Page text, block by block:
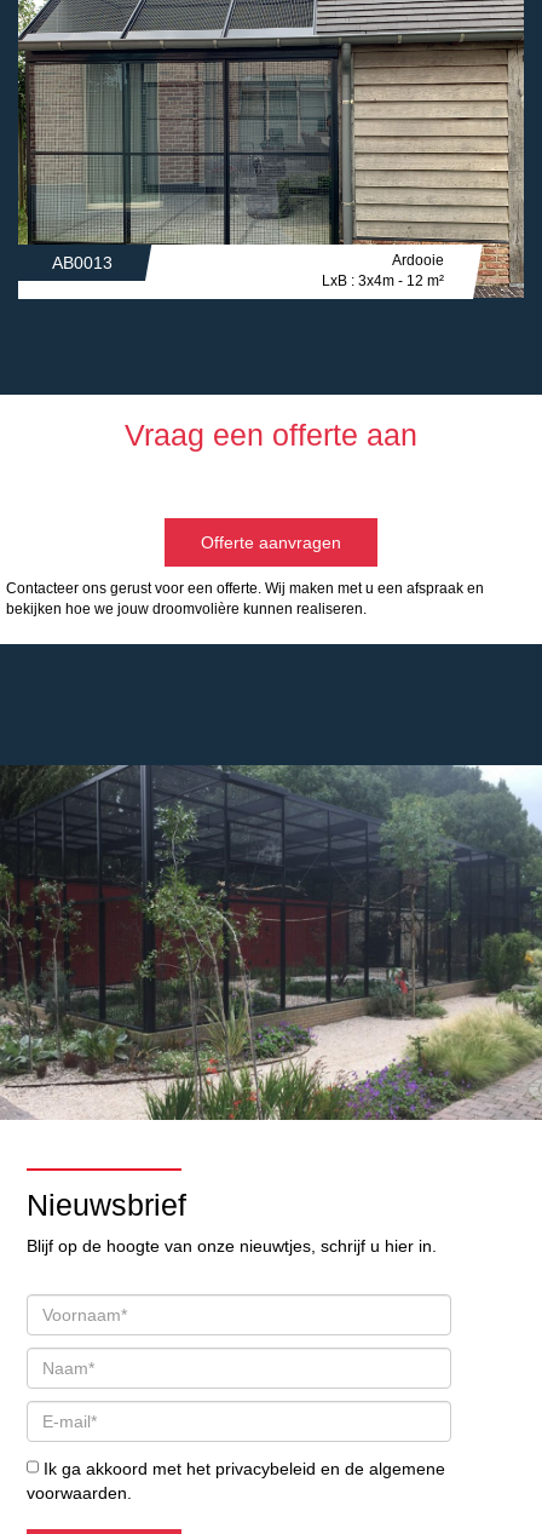
AB0013
Ardooie
LxB : 3x4m - 12 m²
Vraag een offerte aan
Offerte aanvragen
Contacteer ons gerust voor een offerte. Wij maken met u een afspraak en
bekijken hoe we jouw droomvolière kunnen realiseren.
Nieuwsbrief
Blijf op de hoogte van onze nieuwtjes, schrijf u hier in.
Ik ga akkoord met het privacybeleid en dealgemene
voorwaarden